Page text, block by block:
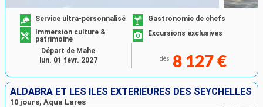
Service ultra-personnalisé
Gastronomie de chefs
Immersion culture &
patrimoine
Excursions exclusives
dès 8 127 €
Départ de Mahe
lun. 01 févr. 2027
ALDABRA ET LES ÎLES EXTÉRIEURES DES SEYCHELLES
10 jours, Aqua Lares